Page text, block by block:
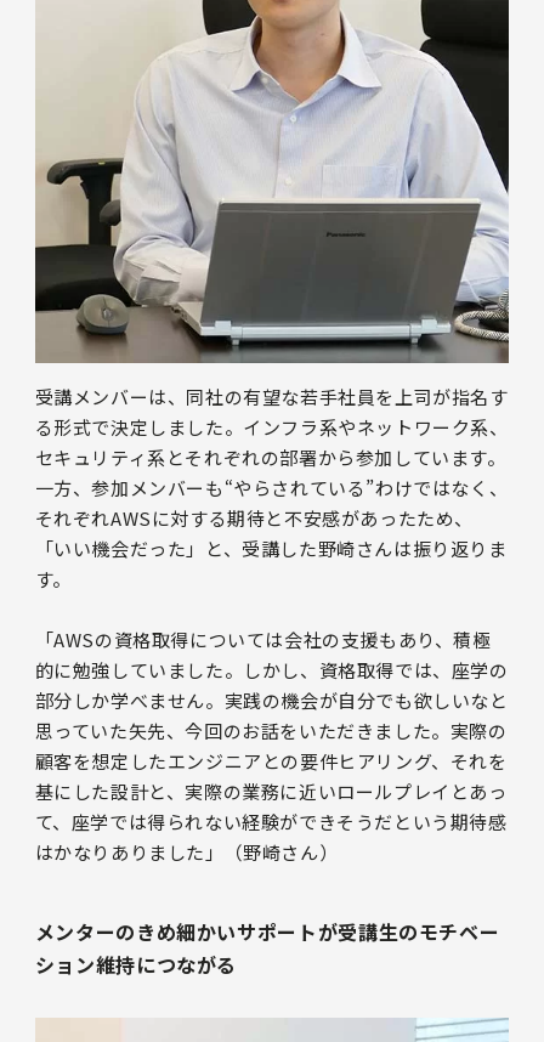
受講メンバーは、同社の有望な若手社員を上司が指名す
る形式で決定しました。インフラ系やネットワーク系、
セキュリティ系とそれぞれの部署から参加しています。
一方、参加メンバーも“やらされている”わけではなく、
それぞれAWSに対する期待と不安感があったため、
「いい機会だった」と、受講した野崎さんは振り返りま
す。
「AWSの資格取得については会社の支援もあり、積極
的に勉強していました。しかし、資格取得では、座学の
部分しか学べません。実践の機会が自分でも欲しいなと
思っていた矢先、今回のお話をいただきました。実際の
顧客を想定したエンジニアとの要件ヒアリング、それを
基にした設計と、実際の業務に近いロールプレイとあっ
て、座学では得られない経験ができそうだという期待感
はかなりありました」（野崎さん）
メンターのきめ細かいサポートが受講生のモチベー
ション維持につながる